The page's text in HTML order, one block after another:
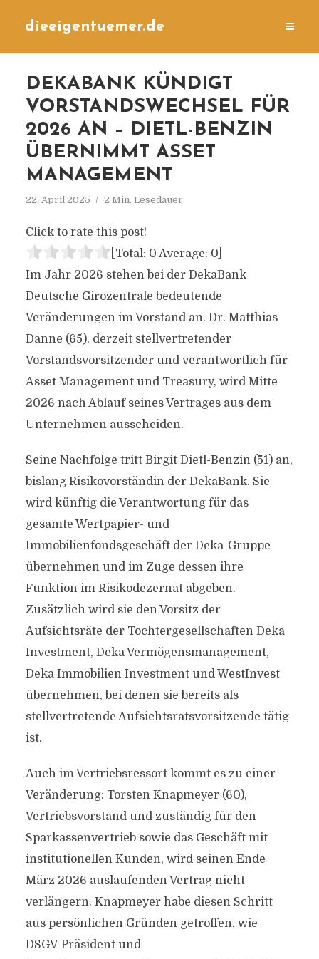
dieeigentuemer.de
DEKABANK KÜNDIGT
VORSTANDSWECHSEL FÜR
2026 AN – DIETL-BENZIN
ÜBERNIMMT ASSET
MANAGEMENT
22. April 2025 2 Min. Lesedauer
Click to rate this post!
[Total: 0 Average: 0]
Im Jahr 2026 stehen bei der DekaBank
Deutsche Girozentrale bedeutende
Veränderungen im Vorstand an. Dr. Matthias
Danne (65), derzeit stellvertretender
Vorstandsvorsitzender und verantwortlich für
Asset Management und Treasury, wird Mitte
2026 nach Ablauf seines Vertrages aus dem
Unternehmen ausscheiden.
Seine Nachfolge tritt Birgit Dietl-Benzin (51) an,
bislang Risikovorständin der DekaBank. Sie
wird künftig die Verantwortung für das
gesamte Wertpapier- und
Immobilienfondsgeschäft der Deka-Gruppe
übernehmen und im Zuge dessen ihre
Funktion im Risikodezernat abgeben.
Zusätzlich wird sie den Vorsitz der
Aufsichtsräte der Tochtergesellschaften Deka
Investment, Deka Vermögensmanagement,
Deka Immobilien Investment und WestInvest
übernehmen, bei denen sie bereits als
stellvertretende Aufsichtsratsvorsitzende tätig
ist.
Auch im Vertriebsressort kommt es zu einer
Veränderung: Torsten Knapmeyer (60),
Vertriebsvorstand und zuständig für den
Sparkassenvertrieb sowie das Geschäft mit
institutionellen Kunden, wird seinen Ende
März 2026 auslaufenden Vertrag nicht
verlängern. Knapmeyer habe diesen Schritt
aus persönlichen Gründen getroffen, wie
DSGV-Präsident und